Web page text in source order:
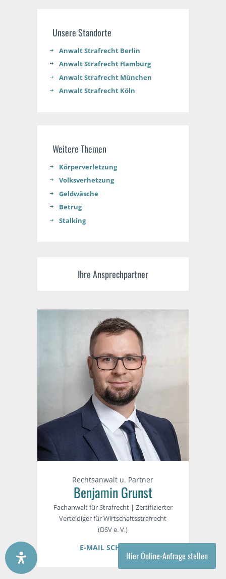
Hier Online-Anfrage stellen
Unsere Standorte
Anwalt Strafrecht Berlin
Anwalt Strafrecht Hamburg
Anwalt Strafrecht München
Anwalt Strafrecht Köln
Weitere Themen
Körperverletzung
Volksverhetzung
Geldwäsche
Betrug
Stalking
Ihre Ansprechpartner
Rechtsanwalt u. Partner
Benjamin Grunst
Fachanwalt für Strafrecht | Zertifizierter
Verteidiger für Wirtschaftsstrafrecht
(DSV e. V.)
E-MAIL SCHREIBEN